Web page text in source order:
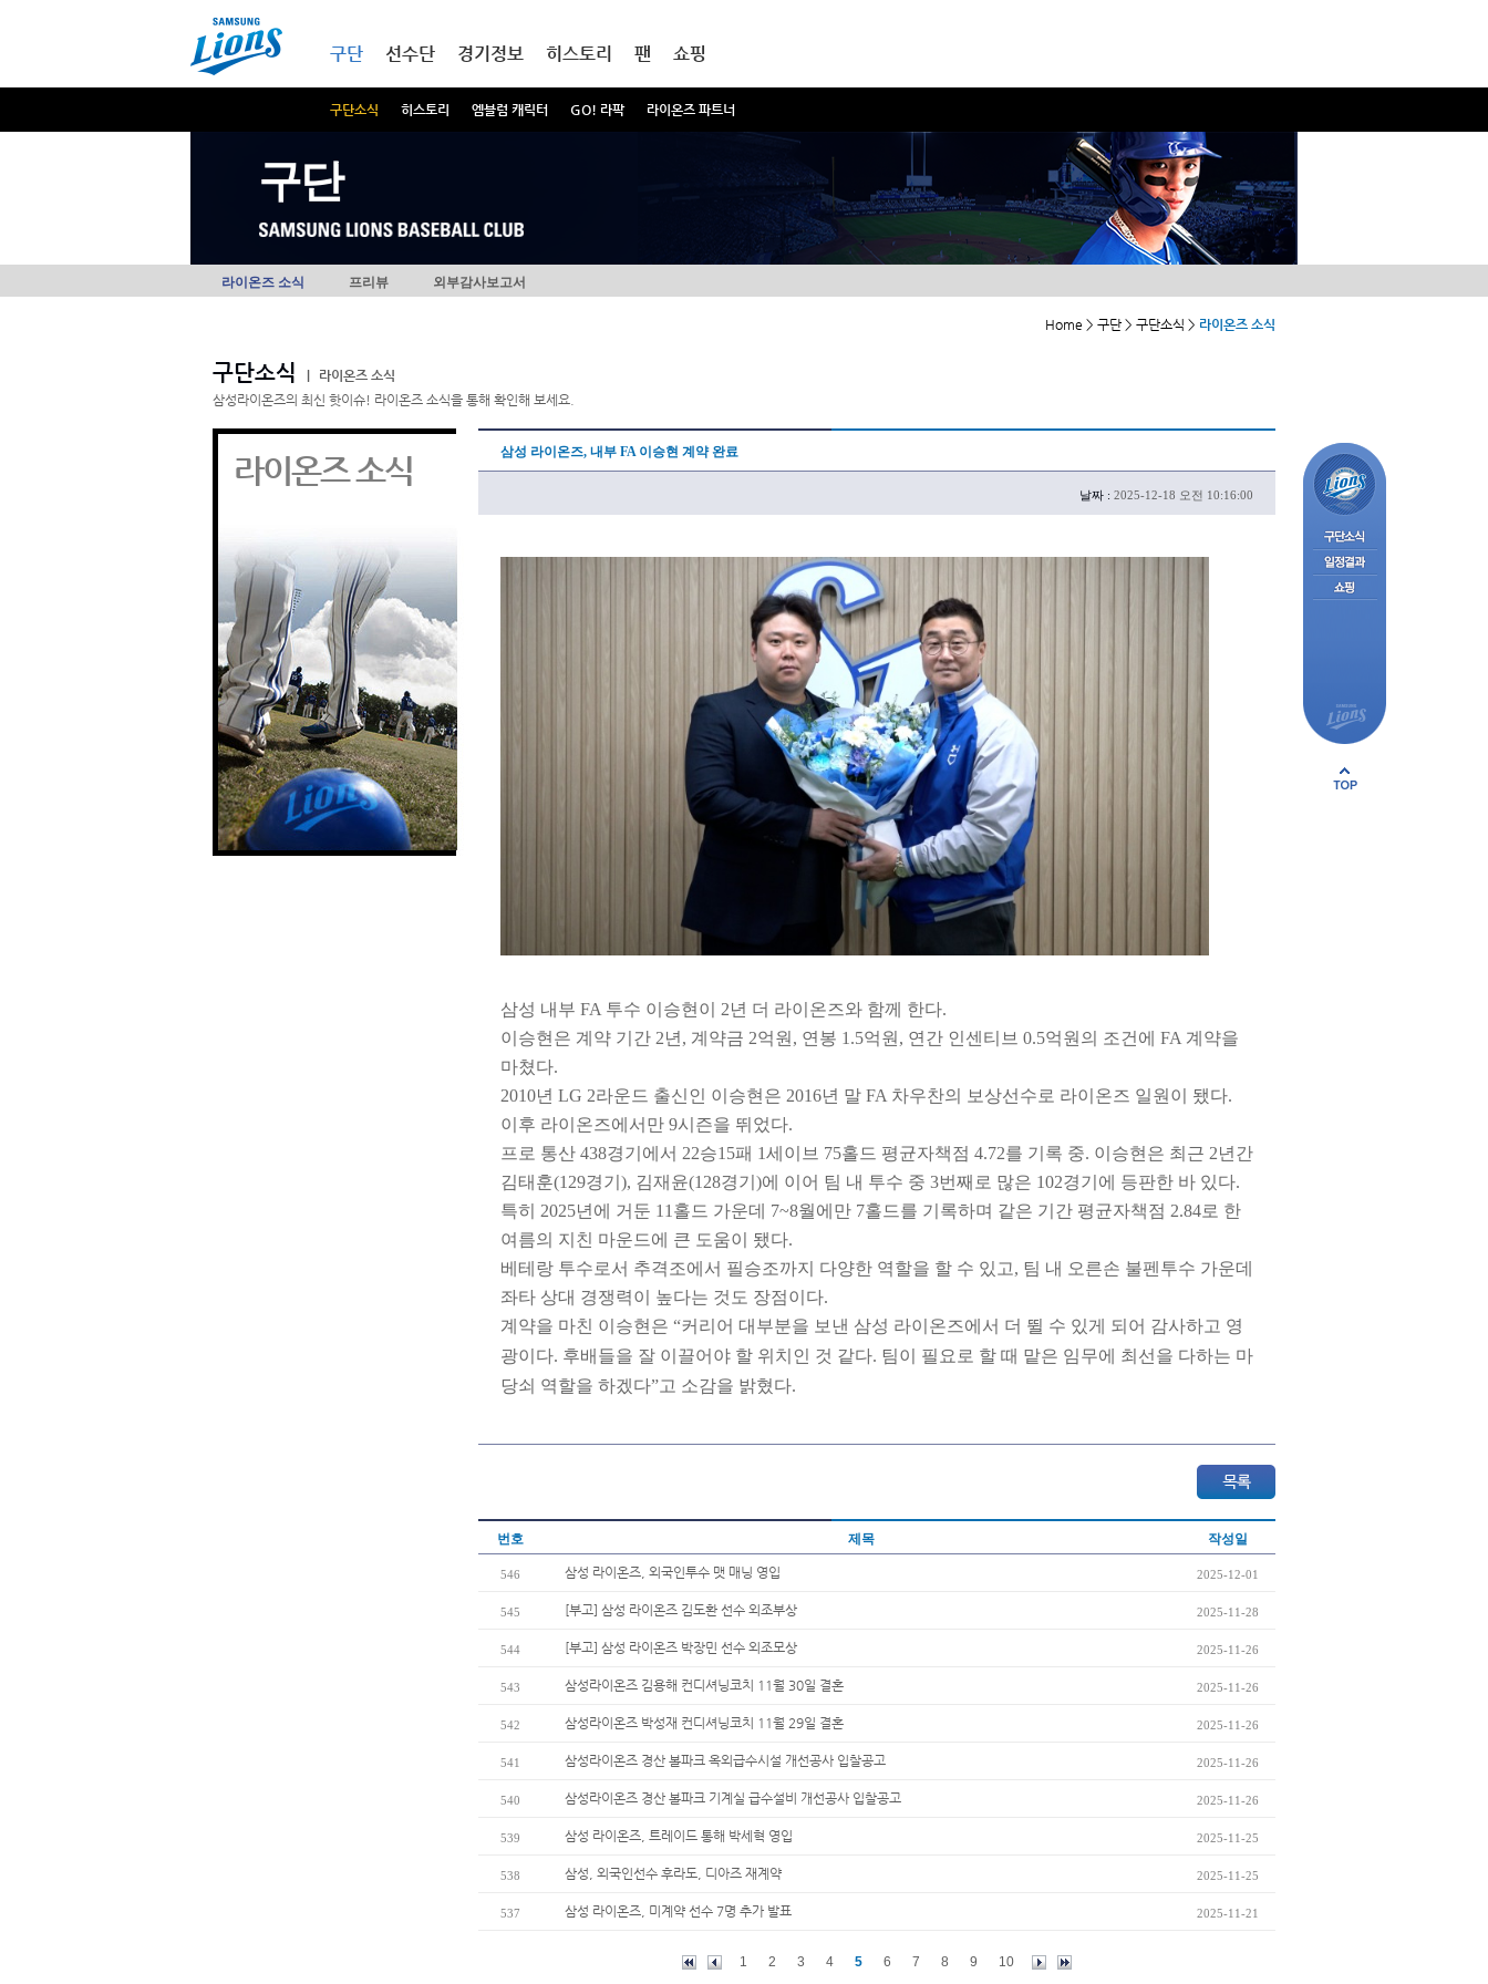
구단
구단소식 히스토리 엠블럼 캐릭터 GO! 라팍 라이온즈 파트너
선수단 경기정보 히스토리 팬 쇼핑
구단
라이온즈 소식 프리뷰 외부감사보고서
Home > 구단 > 구단소식 > 라이온즈 소식
구단소식
라이온즈 소식
삼성라이온즈의 최신 핫이슈! 라이온즈 소식을 통해 확인해 보세요.
라이온즈 소식 삼성 라이온즈, 내부 FA 이승현 계약 완료
날짜 : 2025-12-18 오전 10:16:00
삼성 내부 FA 투수 이승현이 2년 더 라이온즈와 함께 한다.
이승현은 계약 기간 2년, 계약금 2억원, 연봉 1.5억원, 연간 인센티브 0.5억원의 조건에 FA 계약을
마쳤다.
2010년 LG 2라운드 출신인 이승현은 2016년 말 FA 차우찬의 보상선수로 라이온즈 일원이 됐다.
이후 라이온즈에서만 9시즌을 뛰었다.
프로 통산 438경기에서 22승15패 1세이브 75홀드 평균자책점 4.72를 기록 중. 이승현은 최근 2년간
김태훈(129경기), 김재윤(128경기)에 이어 팀 내 투수 중 3번째로 많은 102경기에 등판한 바 있다.
특히 2025년에 거둔 11홀드 가운데 7~8월에만 7홀드를 기록하며 같은 기간 평균자책점 2.84로 한
여름의 지친 마운드에 큰 도움이 됐다.
베테랑 투수로서 추격조에서 필승조까지 다양한 역할을 할 수 있고, 팀 내 오른손 불펜투수 가운데
좌타 상대 경쟁력이 높다는 것도 장점이다.
계약을 마친 이승현은 “커리어 대부분을 보낸 삼성 라이온즈에서 더 뛸 수 있게 되어 감사하고 영
광이다. 후배들을 잘 이끌어야 할 위치인 것 같다. 팀이 필요로 할 때 맡은 임무에 최선을 다하는 마
당쇠 역할을 하겠다”고 소감을 밝혔다.
번호 제목 작성일
546 삼성 라이온즈, 외국인투수 맷 매닝 영입 2025-12-01
545 [부고] 삼성 라이온즈 김도환 선수 외조부상 2025-11-28
544 [부고] 삼성 라이온즈 박장민 선수 외조모상 2025-11-26
543 삼성라이온즈 김용해 컨디셔닝코치 11월 30일 결혼 2025-11-26
542 삼성라이온즈 박성재 컨디셔닝코치 11월 29일 결혼 2025-11-26
541 삼성라이온즈 경산 볼파크 옥외급수시설 개선공사 입찰공고 2025-11-26
540 삼성라이온즈 경산 볼파크 기계실 급수설비 개선공사 입찰공고 2025-11-26
539 삼성 라이온즈, 트레이드 통해 박세혁 영입 2025-11-25
538 삼성, 외국인선수 후라도, 디아즈 재계약 2025-11-25
537 삼성 라이온즈, 미계약 선수 7명 추가 발표 2025-11-21
1 2 3 4 5 6 7 8 9 10